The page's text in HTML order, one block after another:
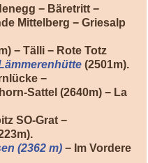
− Bäretritt −
Mittelberg − Griesalp
− Tälli − Rote Totz
(2501m).
−
Sattel (2640m) − La
SO-Grat −
(2362 m) − Im Vordere